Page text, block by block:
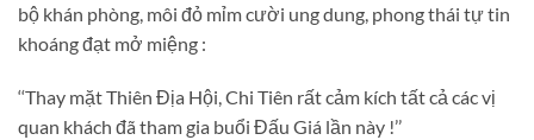
bộ khán phòng, môi đỏ mỉm cười ung dung, phong thái tự tin
khoáng đạt mở miệng :
‘‘Thay mặt Thiên Địa Hội, Chi Tiên rất cảm kích tất cả các vị
quan khách đã tham gia buổi Đấu Giá lần này !’’